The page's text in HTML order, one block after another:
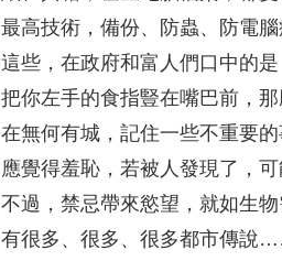
最高技術，備份、防蟲、防電
這些，在政府和富人們口中的
把你左手的食指豎在嘴巴前，
在無何有城，記住一些不重要
應覺得羞恥，若被人發現了，
不過，禁忌帶來慾望，就如生
有很多、很多、很多都市傳說